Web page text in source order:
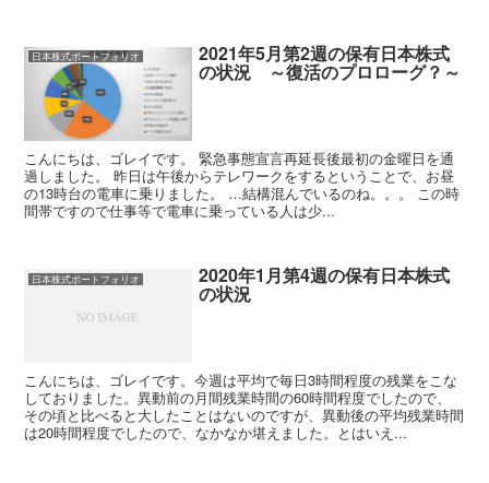
日本株式ポートフォリオ 2021年5月第2週の保有日本株式
の状況 ～復活のプロローグ？～
こんにちは、ゴレイです。 緊急事態宣言再延長後最初の金曜日を通
過しました。 昨日は午後からテレワークをするということで、お昼
の13時台の電車に乗りました。 …結構混んでいるのね。。。 この時
間帯ですので仕事等で電車に乗っている人は少...
日本株式ポートフォリオ 2020年1月第4週の保有日本株式
の状況
こんにちは、ゴレイです。今週は平均で毎日3時間程度の残業をこな
しておりました。異動前の月間残業時間の60時間程度でしたので、
その頃と比べると大したことはないのですが、異動後の平均残業時間
は20時間程度でしたので、なかなか堪えました。とはいえ...